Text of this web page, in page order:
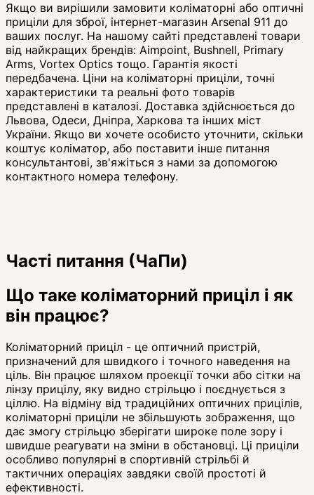
Якщо ви вирішили замовити коліматорні або оптичні
приціли для зброї, інтернет-магазин Arsenal 911 до
ваших послуг. На нашому сайті представлені товари
від найкращих брендів: Aimpoint, Bushnell, Primary
Arms, Vortex Optics тощо. Гарантія якості
передбачена. Ціни на коліматорні приціли, точні
характеристики та реальні фото товарів
представлені в каталозі. Доставка здійснюється до
Львова, Одеси, Дніпра, Харкова та інших міст
України. Якщо ви хочете особисто уточнити, скільки
коштує коліматор, або поставити інше питання
консультантові, зв'яжіться з нами за допомогою
контактного номера телефону.
Часті питання (ЧаПи)
Що таке коліматорний приціл і як
він працює?
Коліматорний приціл - це оптичний пристрій,
призначений для швидкого і точного наведення на
ціль. Він працює шляхом проекції точки або сітки на
лінзу прицілу, яку видно стрільцю і поєднується з
ціллю. На відміну від традиційних оптичних прицілів,
коліматорні приціли не збільшують зображення, що
дає змогу стрільцю зберігати широке поле зору і
швидше реагувати на зміни в обстановці. Ці приціли
особливо популярні в спортивній стрільбі й
тактичних операціях завдяки своїй простоті й
ефективності.